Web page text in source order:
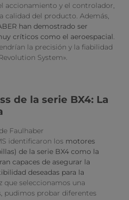
accionamiento y el controlador,
calidad del producto. Además,
han demostrado ser
críticos como el aeroespacial.
la precisión y la fiabilidad
System».
de la serie BX4: La
identificaron los motores
de la serie BX4 como la
capaces de asegurar la
deseadas para la
que seleccionamos una
pudimos probar diferentes